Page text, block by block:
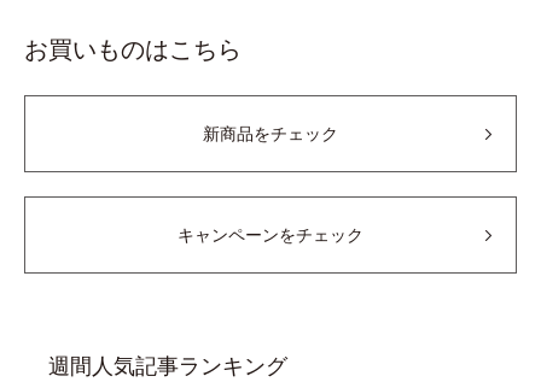
お買いものはこちら
新商品をチェック
キャンペーンをチェック
週間人気記事ランキング